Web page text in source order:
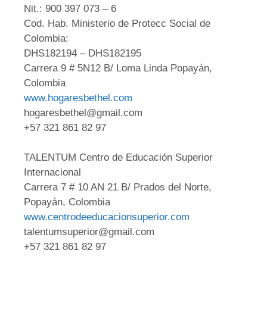
Nit.: 900 397 073 – 6
Cod. Hab. Ministerio de Protecc Social de
Colombia:
DHS182194 – DHS182195
Carrera 9 # 5N12 B/ Loma Linda Popayán,
Colombia
www.hogaresbethel.com
hogaresbethel@gmail.com
+57 321 861 82 97
TALENTUM Centro de Educación Superior
Internacional
Carrera 7 # 10 AN 21 B/ Prados del Norte,
Popayán, Colombia
www.centrodeeducacionsuperior.com
talentumsuperior@gmail.com
+57 321 861 82 97